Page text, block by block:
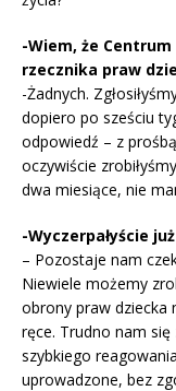
-Wiem, że
rzecznika praw
-Żadnych.
dopiero po sześciu
odpowiedź – z
oczywiście
dwa miesiące, nie
-Wyczerpałyście
– Pozostaje nam
Niewiele możemy
obrony praw dziecka
ręce. Trudno nam
szybkiego
uprowadzone, bez